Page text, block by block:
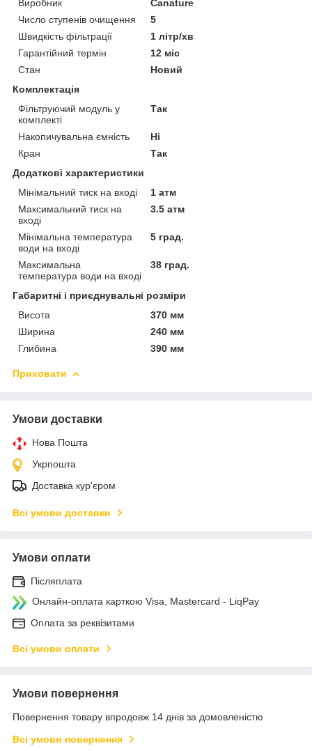
Виробник
Canature
Число ступенів очищення
5
Швидкість фільтрації
1 літр/хв
Гарантійний термін
12 міс
Стан
Новий
Комплектація
Фільтруючий модуль у
комплекті
Так
Накопичувальна ємність
Ні
Кран
Так
Додаткові характеристики
Мінімальний тиск на вході
1 атм
Максимальний тиск на
вході
3.5 атм
Мінімальна температура
води на вході
5 град.
Максимальна
температура води на вході
38 град.
Габаритні і приєднувальні розміри
Висота
370 мм
Ширина
240 мм
Глибина
390 мм
Приховати
Умови доставки
Нова Пошта
Укрпошта
Доставка кур'єром
Всі умови доставки
Умови оплати
Післяплата
Онлайн-оплата карткою Visa, Mastercard - LiqPay
Оплата за реквізитами
Всі умови оплати
Умови повернення
Повернення товару впродовж 14 днів за домовленістю
Всі умови повернення